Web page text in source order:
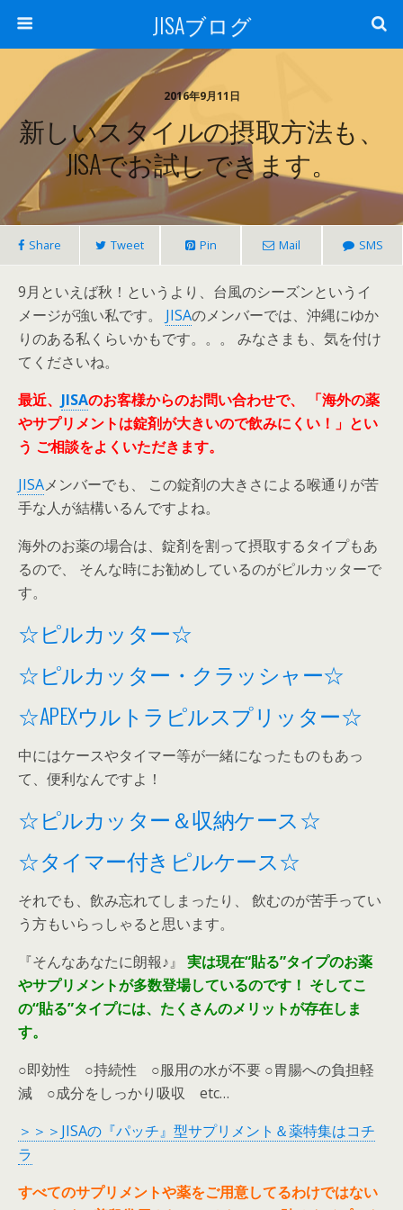
JISAブログ
2016年9月11日
新しいスタイルの摂取方法も、
JISAでお試しできます。
Share Tweet Pin Mail SMS
9月といえば秋！というより、台風のシーズンというイ
メージが強い私です。 JISAのメンバーでは、沖縄にゆか
りのある私くらいかもです。。。 みなさまも、気を付け
てくださいね。
最近、 JISAのお客様からのお問い合わせで、
「海外の薬
やサプリメントは錠剤が大きいので飲みにくい！」とい
う ご相談をよくいただきます。
JISAメンバーでも、 この錠剤の大きさによる喉通りが苦
手な人が結構いるんですよね。
海外のお薬の場合は、錠剤を割って摂取するタイプもあ
るので、 そんな時にお勧めしているのがピルカッターで
す。
☆ピルカッター☆
☆ピルカッター・クラッシャー☆
☆APEXウルトラピルスプリッター☆
中にはケースやタイマー等が一緒になったものもあっ
て、便利なんですよ！
☆ピルカッター＆収納ケース☆
☆タイマー付きピルケース☆
それでも、飲み忘れてしまったり、 飲むのが苦手ってい
う方もいらっしゃると思います。
『そんなあなたに朗報♪』 実は現在“貼る”タイプのお薬
やサプリメントが多数登場しているのです！ そしてこ
の“貼る”タイプには、たくさんのメリットが存在しま
す。
○即効性 ○持続性 ○服用の水が不要 ○胃腸への負担軽
減 ○成分をしっかり吸収 etc…
＞＞＞JISAの『パッチ』型サプリメント＆薬特集はコチ
ラ
すべてのサプリメントや薬をご用意してるわけではない